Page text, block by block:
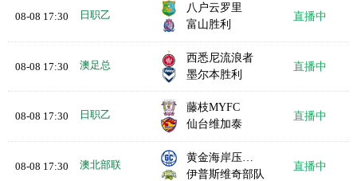
08-08 17:30 日职乙
八户云罗里
富山胜利
直播中
08-08 17:30 澳足总
西悉尼流浪者
墨尔本胜利
直播中
08-08 17:30 日职乙
藤枝MYFC
仙台维加泰
直播中
08-08 17:30 澳北部联
黄金海岸压路机
伊普斯维奇部队
直播中